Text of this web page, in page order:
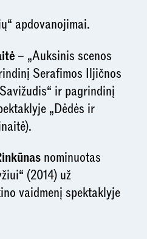
apdovanojimai.
– „Auksinis scenos
Serafimos Iljičnos
ir pagrindinį
„Dėdės ir
nominuotas
(2014) už
vaidmenį spektaklyje